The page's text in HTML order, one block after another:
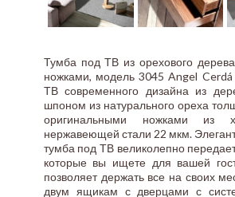
Тумба под ТВ из орехового
ножками, модель 3045 Angel Cerdá
ТВ современного дизайна из
шпоном из натурального ореха
оригинальными ножками из
нержавеющей стали 22 мкм.
тумба под ТВ великолепно
которые вы ищете для вашей
позволяет держать все на своих
двум ящикам с дверцами с